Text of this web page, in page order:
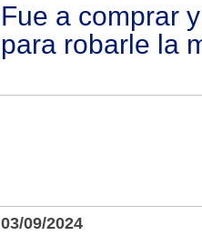
Fue a comprar
para robarle la
03/09/2024